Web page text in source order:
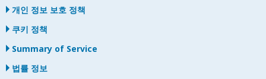
개인 정보 보호 정책
쿠키 정책
Summary of Service
법률 정보